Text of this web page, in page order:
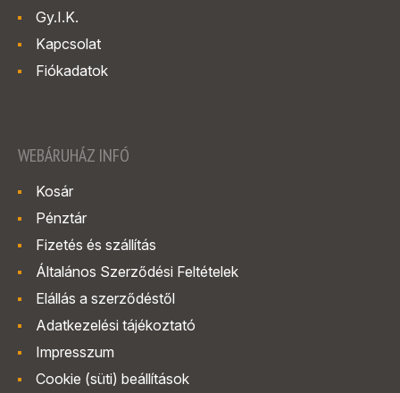
Gy.I.K.
Kapcsolat
Fiókadatok
WEBÁRUHÁZ INFÓ
Kosár
Pénztár
Fizetés és szállítás
Általános Szerződési Feltételek
Elállás a szerződéstől
Adatkezelési tájékoztató
Impresszum
Cookie (süti) beállítások